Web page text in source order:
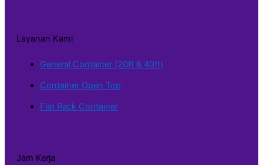
Layanan Kami
General Container (20ft & 40ft)
Container Open Top
Flat Rack Container
Jam Kerja